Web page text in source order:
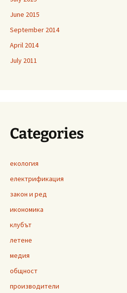
June 2015
September 2014
April 2014
July 2011
Categories
екология
електрификация
закон и ред
икономика
клубът
летене
медия
общност
производители